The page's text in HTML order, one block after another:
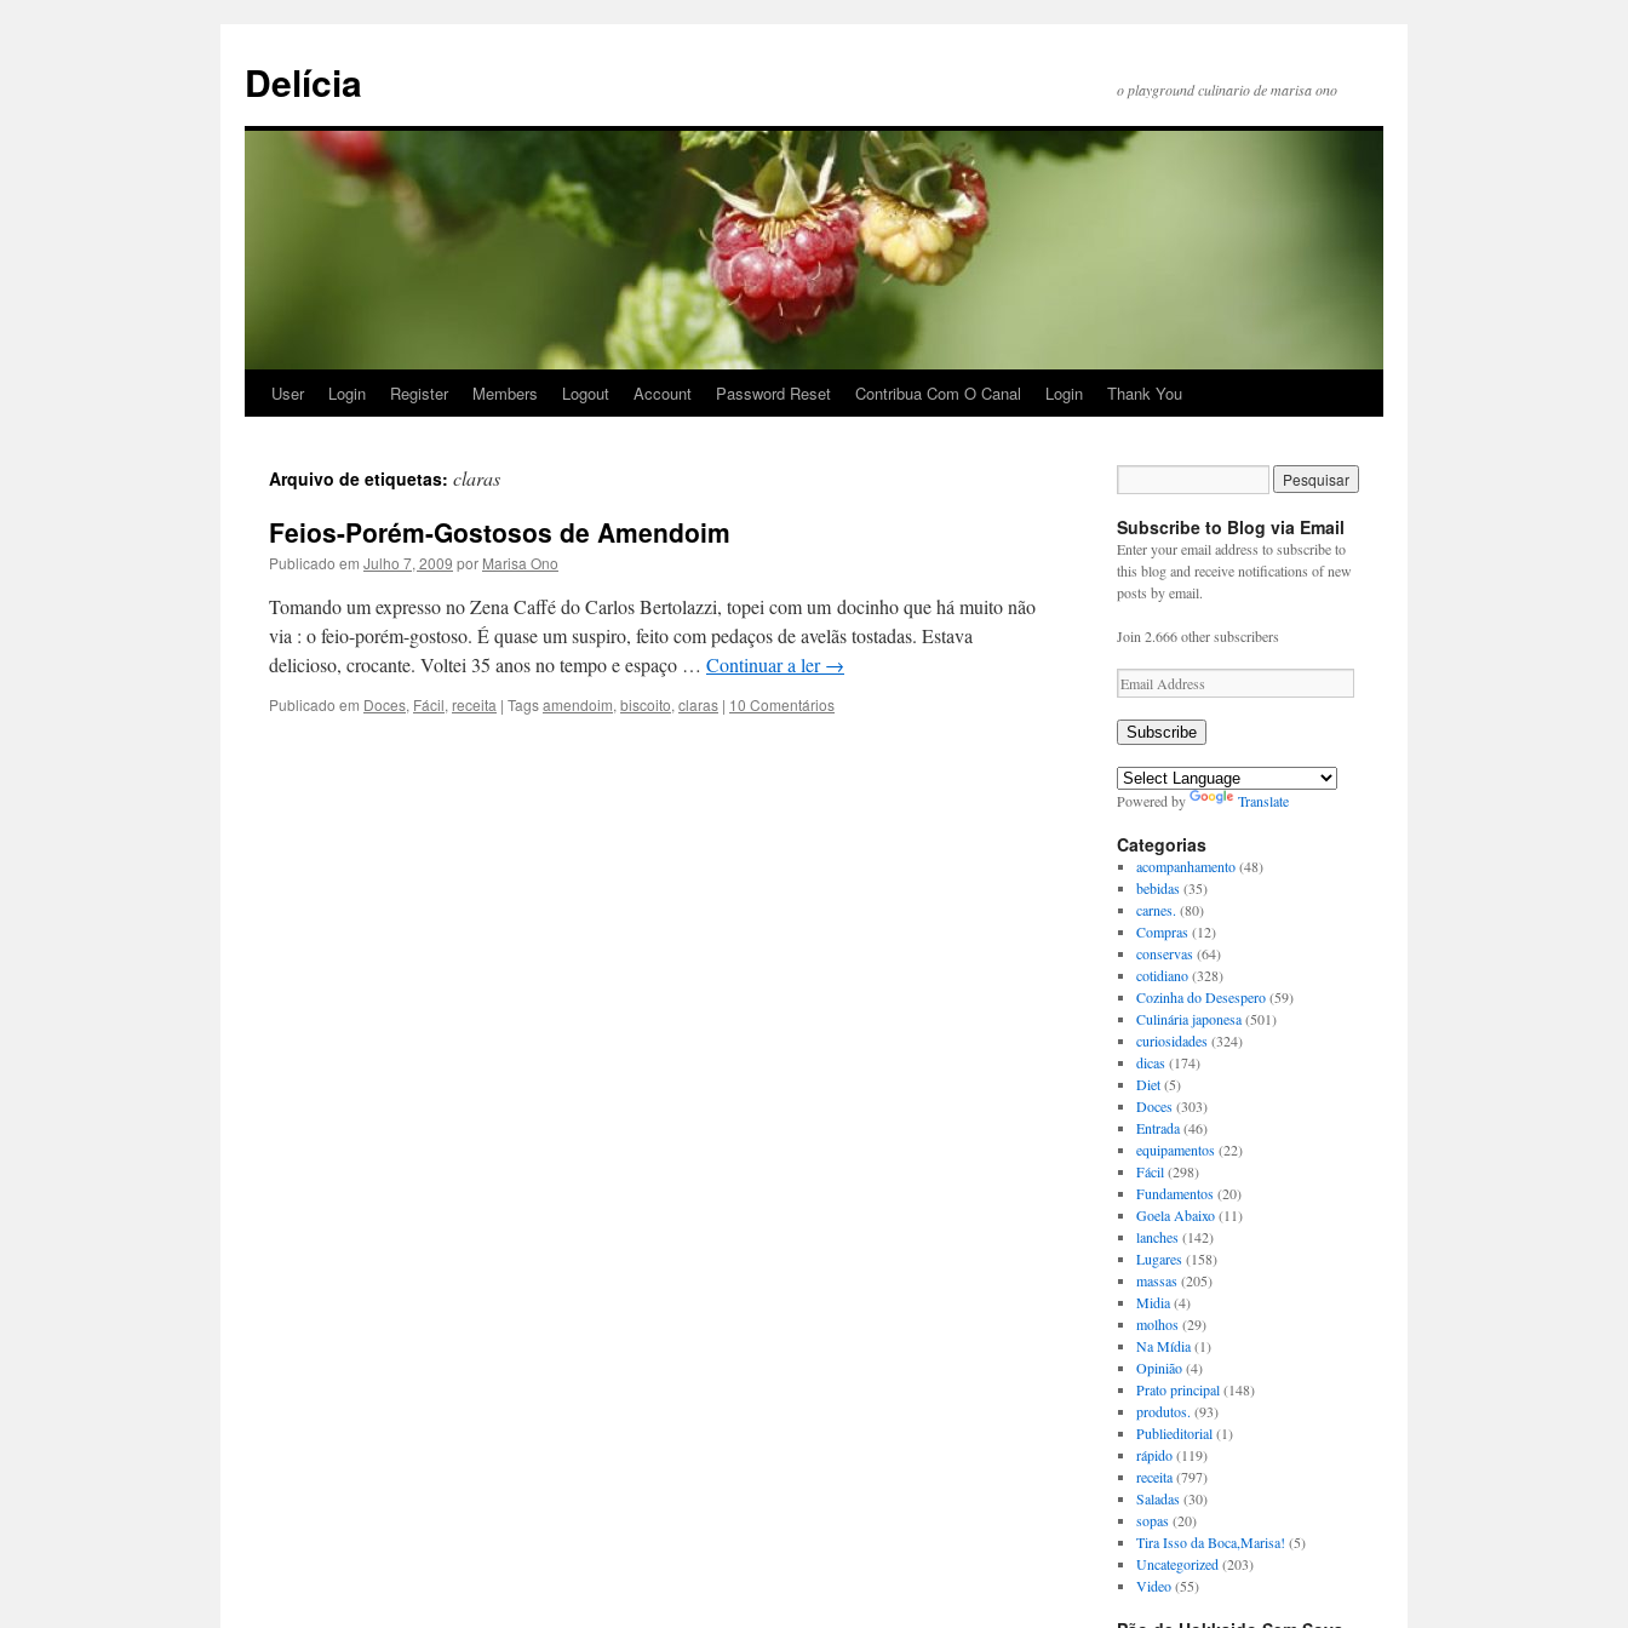
Delícia o playground culinario de marisa ono
Saltar
conteúdo
User Login Register Members Logout Account Password Reset Contribua Com O Canal Login Thank You
Arquivo de etiquetas: claras
Feios-Porém-Gostosos de Amendoim
Publicado em Julho 7, 2009 por Marisa Ono
Tomando um expresso no Zena Caffé do Carlos Bertolazzi, topei com um docinho que há muito não
via : o feio-porém-gostoso. É quase um suspiro, feito com pedaços de avelãs tostadas. Estava
delicioso, crocante. Voltei 35 anos no tempo e espaço … Continuar a ler→
Publicado em Doces, Fácil, receita | Tagsamendoim, biscoito, claras | 10 Comentários
Subscribe to Blog via Email
Enter your email address to subscribe to
this blog and receive notifications of new
posts by email.
Join 2.666 other subscribers
Email
Address
Subscribe
Powered by Translate
Categorias
acompanhamento(48)
bebidas(35)
carnes. (80)
Compras(12)
conservas(64)
cotidiano(328)
Cozinha do Desespero(59)
Culinária japonesa(501)
curiosidades(324)
dicas(174)
Diet(5)
Doces(303)
Entrada(46)
equipamentos(22)
Fácil(298)
Fundamentos(20)
Goela Abaixo(11)
lanches(142)
Lugares(158)
massas(205)
Midia(4)
molhos(29)
Na Mídia(1)
Opinião(4)
Prato principal(148)
produtos. (93)
Publieditorial(1)
rápido(119)
receita(797)
Saladas(30)
sopas(20)
Tira Isso da Boca,Marisa! (5)
Uncategorized(203)
Video(55)